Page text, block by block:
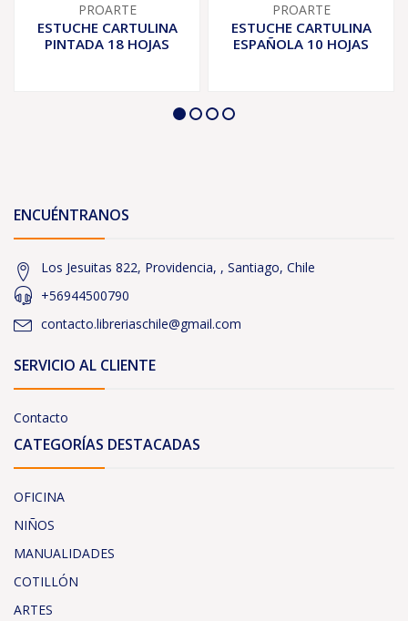
PROARTE
ESTUCHE CARTULINA
PINTADA 18 HOJAS
PROARTE
ESTUCHE CARTULINA
ESPAÑOLA 10 HOJAS
ENCUÉNTRANOS
Los Jesuitas 822, Providencia, , Santiago, Chile
+56944500790
contacto.libreriaschile@gmail.com
SERVICIO AL CLIENTE
Contacto
CATEGORÍAS DESTACADAS
OFICINA
NIÑOS
MANUALIDADES
COTILLÓN
ARTES